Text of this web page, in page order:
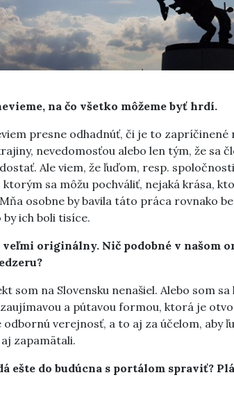
na čo všetko môžeme byť hrdí.
presne odhadnúť, či je to zapríčinené
nevedomosťou alebo len tým, že sa
Ale viem, že ľuďom, resp.
ktorým sa môžu pochváliť, nejaká krása,
osobne by bavila táto práca rovnako
ich boli tisíce.
veľmi originálny. Nič podobné v našom
som na Slovensku nenašiel. Alebo som
a pútavou formou, ktorá je
verejnosť, a to aj za účelom, aby
zapamätali.
ešte do budúcna s portálom spraviť?